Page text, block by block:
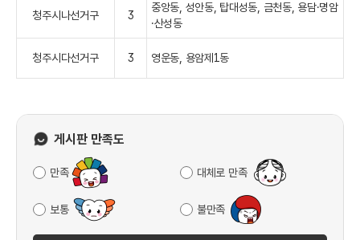
청주시나선거구 3
중앙동, 성안동, 탑대성동, 금천동, 용담·명암
·산성동
청주시다선거구 3 영운동, 용암제1동
게시판 만족도
만족 대체로 만족
보통 불만족